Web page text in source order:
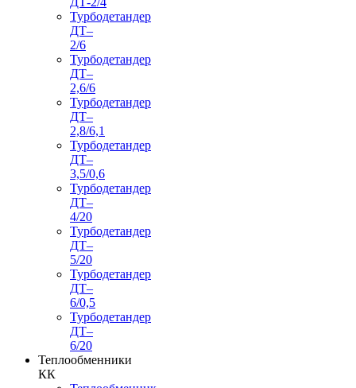
Турбодетандер
ДТ–
2/6
Турбодетандер
ДТ–
2,6/6
Турбодетандер
ДТ–
2,8/6,1
Турбодетандер
ДТ–
3,5/0,6
Турбодетандер
ДТ–
4/20
Турбодетандер
ДТ–
5/20
Турбодетандер
ДТ–
6/0,5
Турбодетандер
ДТ–
6/20
Теплообменники
КК